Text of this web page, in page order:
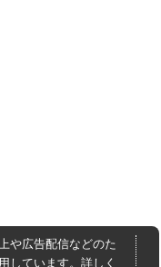
や広告配信などのた
しています。詳しく